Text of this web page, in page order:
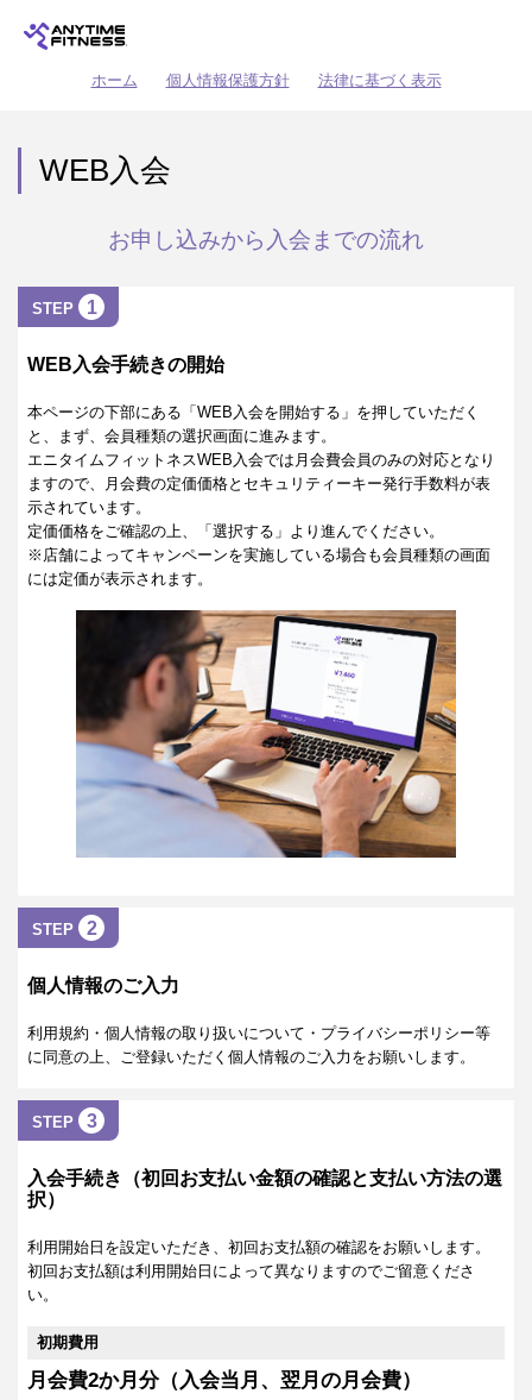
ホーム 個人情報保護方針 法律に基づく表示
WEB入会
お申し込みから入会までの流れ
STEP 1
WEB入会手続きの開始
本ページの下部にある「WEB入会を開始する」を押していただく
と、まず、会員種類の選択画面に進みます。
エニタイムフィットネスWEB入会では月会費会員のみの対応となり
ますので、月会費の定価価格とセキュリティーキー発行手数料が表
示されています。
定価価格をご確認の上、「選択する」より進んでください。
※店舗によってキャンペーンを実施している場合も会員種類の画面
には定価が表示されます。
STEP 2
個人情報のご入力
利用規約・個人情報の取り扱いについて・プライバシーポリシー等
に同意の上、ご登録いただく個人情報のご入力をお願いします。
STEP 3
入会手続き（初回お支払い金額の確認と支払い方法の選
択）
利用開始日を設定いただき、初回お支払額の確認をお願いします。
初回お支払額は利用開始日によって異なりますのでご留意くださ
い。
初期費用
月会費2か月分（入会当月、翌月の月会費）